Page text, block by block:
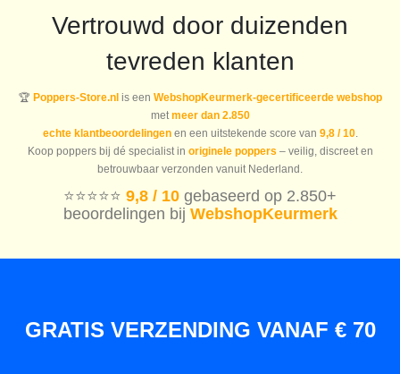
Vertrouwd door duizenden
tevreden klanten
🏆 Poppers-Store.nlis een WebshopKeurmerk-gecertificeerde webshop
met meer dan 2.850
echte klantbeoordelingenen een uitstekende score van 9,8 / 10.
Koop poppers bij dé specialist in originele poppers – veilig, discreet en
betrouwbaar verzonden vanuit Nederland.
⭐️⭐️⭐️⭐️⭐️ 9,8 / 10 gebaseerd op 2.850+
beoordelingen bij WebshopKeurmerk
GRATIS VERZENDING VANAF € 70